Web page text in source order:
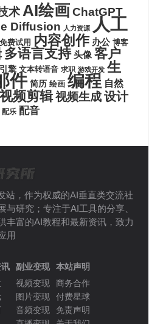
术AI绘画ChatGPT
Diffusion 人力资源 人工
免费试用 内容创作 办公 博客
多语言支持 头像 客户
擎 文本转语音 求职 游戏开发 生
件 简历 绘画 编程 自然
视频剪辑视频生成设计
配乐 配音
站，作为权威的AI垂直类交流社
与研究；专注于AI工具的分享、
丰富的AI教程和最新资讯，致力
用
副业变现
视频变现
图片变现
音频变现
本站声明
商务合作
付费星球
免责声明